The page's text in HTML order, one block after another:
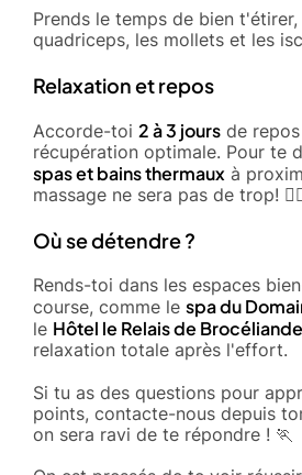
Prends le temps de bien
quadriceps, les mollets et les
Relaxation et repos
Accorde-toi 2 à 3 jours de
récupération optimale. Pour te
spas et bains thermaux à
massage ne sera pas de trop!
Où se détendre ?
Rends-toi dans les espaces
course, comme le spa du
le Hôtel le Relais de Brocéliande
relaxation totale après l'effort.
Si tu as des questions pour
points, contacte-nous depuis
on sera ravi de te répondre ! 🏃